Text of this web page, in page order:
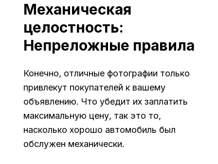
Механическая
целостность:
Непреложные правила
Конечно, отличные фотографии только
привлекут покупателей к вашему
объявлению. Что убедит их заплатить
максимальную цену, так это то,
насколько хорошо автомобиль был
обслужен механически.